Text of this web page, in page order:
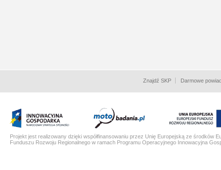
Znajdź SKP Darmowe
Projekt jest realizowany dzięki współfinansowaniu przez Unię Europejską ze środków
Funduszu Rozwoju Regionalnego w ramach Programu Operacyjnego Innowacyjna